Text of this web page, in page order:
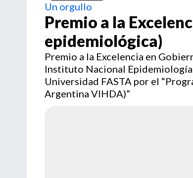
Un orgullo
Premio a la
epidemiológica)
Premio a la Excelencia en
Instituto Nacional Epidemiología
Universidad FASTA por el
Argentina VIHDA)”